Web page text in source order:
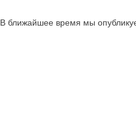
В ближайшее время мы